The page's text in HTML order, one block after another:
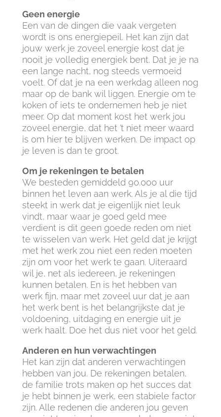
Geen energie
Een van de dingen die vaak vergeten
wordt is ons energiepeil. Het kan zijn dat
jouw werk je zoveel energie kost dat je
nooit je volledig energiek bent. Dat je je na
een lange nacht, nog steeds vermoeid
voelt. Of dat je na een werkdag alleen nog
maar op de bank wil liggen. Energie om te
koken of iets te ondernemen heb je niet
meer. Op dat moment kost het werk jou
zoveel energie, dat het ’t niet meer waard
is om hier te blijven werken. De impact op
je leven is dan te groot.
Om je rekeningen te betalen
We besteden gemiddeld 90.000 uur
binnen het leven aan werk. Als je al die tijd
steekt in werk dat je eigenlijk niet leuk
vindt, maar waar je goed geld mee
verdient is dit geen goede reden om niet
te wisselen van werk. Het geld dat je krijgt
met het werk zou niet een reden moeten
zijn om voor het werk te gaan. Uiteraard
wil je, net als iedereen, je rekeningen
kunnen betalen. En is het hebben van
werk fijn, maar met zoveel uur dat je aan
het werk bent is het belangrijkste dat je
voldoening, uitdaging en energie uit je
werk haalt. Doe het dus niet voor het geld.
Anderen en hun verwachtingen
Het kan zijn dat anderen verwachtingen
hebben van jou. De rekeningen betalen,
de familie trots maken op het succes dat
je hebt binnen je werk, een stabiele factor
zijn. Alle redenen die anderen jou geven